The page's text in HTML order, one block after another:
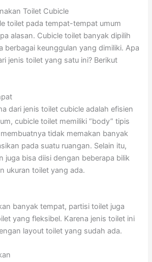
Toilet Cubicle
toilet pada tempat-tempat umum
alasan. Cubicle toilet banyak dipilih
berbagai keunggulan yang dimiliki. Apa
jenis toilet yang satu ini? Berikut
dari jenis toilet cubicle adalah efisien
cubicle toilet memiliki “body” tipis
tidak memakan banyak
pada suatu ruangan. Selain itu,
juga bisa diisi dengan beberapa bilik
ukuran toilet yang ada.
banyak tempat, partisi toilet juga
yang fleksibel. Karena jenis toilet ini
layout toilet yang sudah ada.